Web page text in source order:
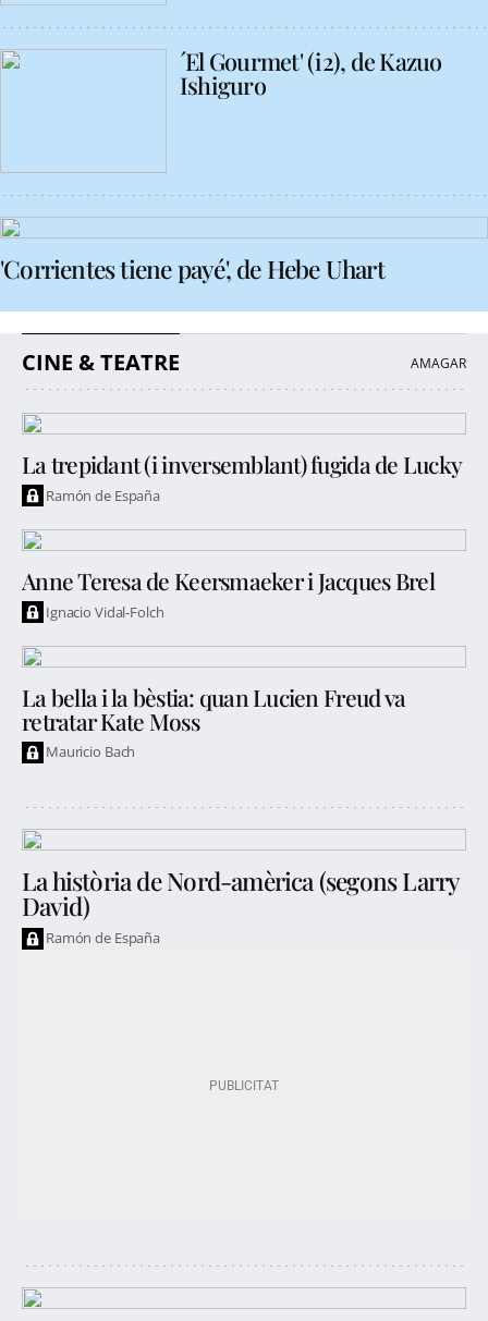
´El Gourmet' (i2), de Kazuo
Ishiguro
'Corrientes tiene payé', de Hebe Uhart
CINE & TEATRE
La trepidant (i inversemblant) fugida de Lucky
Ramón de España
Anne Teresa de Keersmaeker i Jacques Brel
Ignacio Vidal-Folch
La bella i la bèstia: quan Lucien Freud va
retratar Kate Moss
Mauricio Bach
La història de Nord-amèrica (segons Larry
David)
Ramón de España